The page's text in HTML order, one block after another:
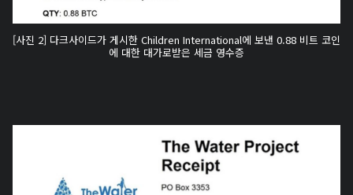
[사진 2] 다크사이드가 게시한 Children International에 보낸 0.88 비트 코인
에 대한 대가로받은 세금 영수증